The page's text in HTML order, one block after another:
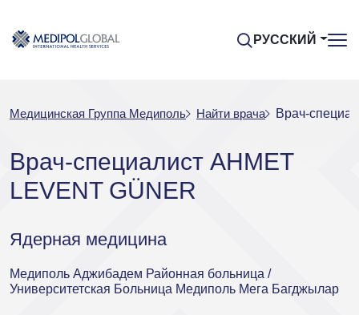
РУССКИЙ
Медицинская Группа Медиполь Найти врача Врач-
Врач-специалист AHMET
LEVENT GÜNER
Ядерная медицина
Медиполь Аджибадем Районная больница /
Университетская Больница Медиполь Мега Багджылар